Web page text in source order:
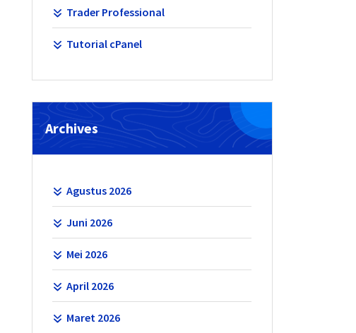
Trader Professional
Tutorial cPanel
Archives
Agustus 2026
Juni 2026
Mei 2026
April 2026
Maret 2026